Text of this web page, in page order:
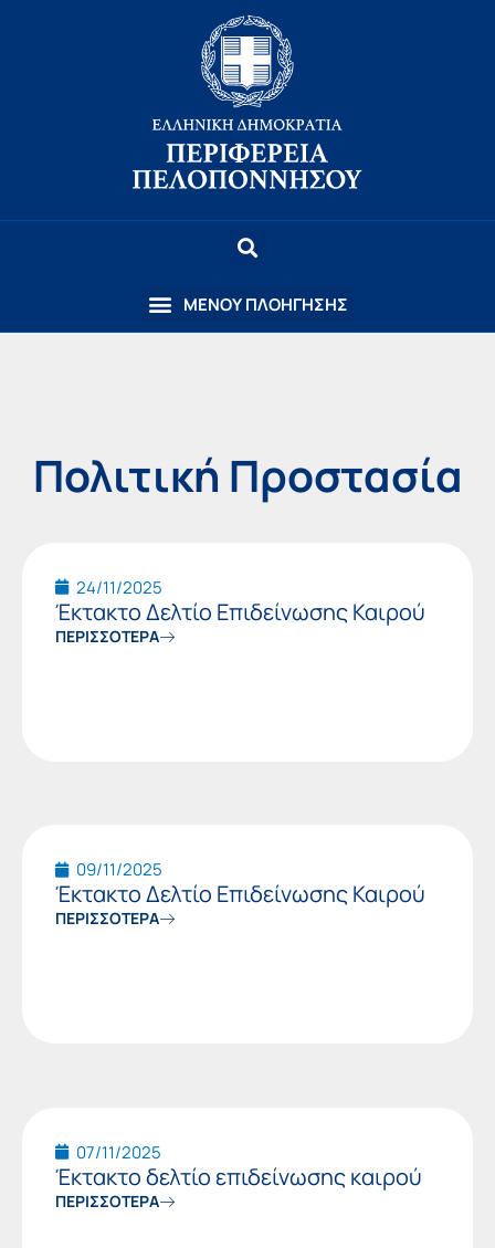
Πολιτική Προστασία
24/11/2025
Έκτακτο Δελτίο Επιδείνωσης Καιρού
ΠΕΡΙΣΣΟΤΕΡΑ
09/11/2025
Έκτακτο Δελτίο Επιδείνωσης Καιρού
ΠΕΡΙΣΣΟΤΕΡΑ
07/11/2025
Έκτακτο δελτίο επιδείνωσης καιρού
ΠΕΡΙΣΣΟΤΕΡΑ